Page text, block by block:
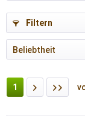
Filtern
1